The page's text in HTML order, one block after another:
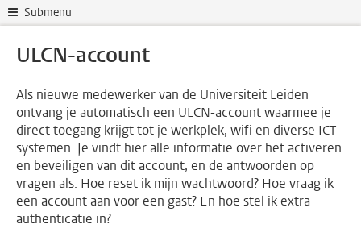
Submenu
ULCN-account
Als nieuwe medewerker van de Universiteit Leiden
ontvang je automatisch een ULCN-account waarmee je
direct toegang krijgt tot je werkplek, wifi en diverse ICT-
systemen. Je vindt hier alle informatie over het activeren
en beveiligen van dit account, en de antwoorden op
vragen als: Hoe reset ik mijn wachtwoord? Hoe vraag ik
een account aan voor een gast? En hoe stel ik extra
authenticatie in?